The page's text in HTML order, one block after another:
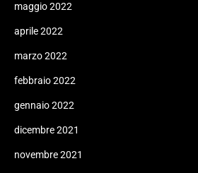
maggio 2022
aprile 2022
marzo 2022
febbraio 2022
gennaio 2022
dicembre 2021
novembre 2021